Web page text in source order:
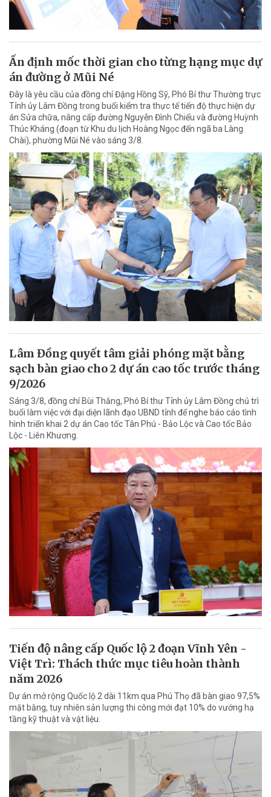
Ấn định mốc thời gian cho từng hạng mục dự
án đường ở Mũi Né
Đây là yêu cầu của đồng chí Đặng Hồng Sỹ, Phó Bí thư Thường trực
Tỉnh ủy Lâm Đồng trong buổi kiểm tra thực tế tiến độ thực hiện dự
án Sửa chữa, nâng cấp đường Nguyễn Đình Chiểu và đường Huỳnh
Thúc Kháng (đoạn từ Khu du lịch Hoàng Ngọc đến ngã ba Làng
Chài), phường Mũi Né vào sáng 3/8.
Lâm Đồng quyết tâm giải phóng mặt bằng
sạch bàn giao cho 2 dự án cao tốc trước tháng
9/2026
Sáng 3/8, đồng chí Bùi Thắng, Phó Bí thư Tỉnh ủy Lâm Đồng chủ trì
buổi làm việc với đại diện lãnh đạo UBND tỉnh để nghe báo cáo tình
hình triển khai 2 dự án Cao tốc Tân Phú - Bảo Lộc và Cao tốc Bảo
Lộc - Liên Khương.
Tiến độ nâng cấp Quốc lộ 2 đoạn Vĩnh Yên -
Việt Trì: Thách thức mục tiêu hoàn thành
năm 2026
Dự án mở rộng Quốc lộ 2 dài 11km qua Phú Thọ đã bàn giao 97,5%
mặt bằng, tuy nhiên sản lượng thi công mới đạt 10% do vướng hạ
tầng kỹ thuật và vật liệu.